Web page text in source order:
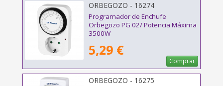
ORBEGOZO - 16274
Programador de Enchufe
Orbegozo PG 02/ Potencia Máxima
3500W
5,29 €
Comprar
ORBEGOZO - 16275